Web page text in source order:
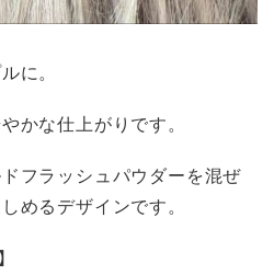
に。
かな仕上がりです。
フラッシュパウダーを混ぜ
めるデザインです。